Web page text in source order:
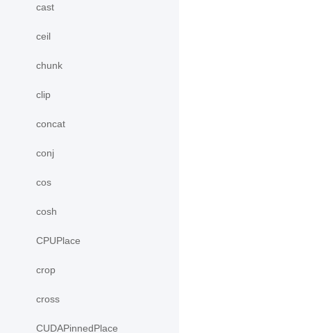
cast
ceil
chunk
clip
concat
conj
cos
cosh
CPUPlace
crop
cross
CUDAPinnedPlace